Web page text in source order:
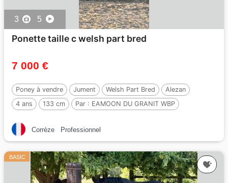
3 5
Ponette taille c welsh part bred
7 000 €
Poney à vendre Jument Welsh Part Bred
Alezan
4 ans
133 cm Par : EAMOON DU GRANIT WBP
Corrèze Professionnel
BASIC